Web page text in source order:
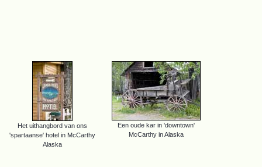
Het uithangbord van ons
'spartaanse' hotel in McCarthy
Alaska
Een oude kar in 'downtown'
McCarthy in Alaska